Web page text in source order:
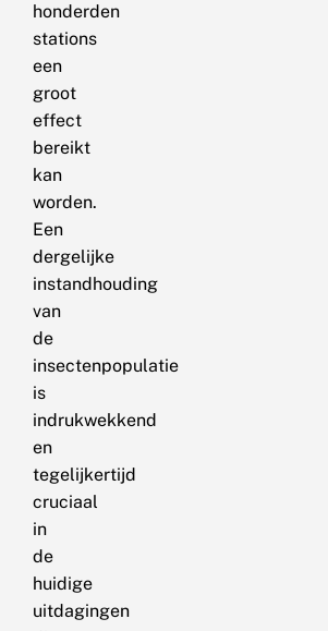
honderden
stations
een
groot
effect
bereikt
kan
worden.
Een
dergelijke
instandhouding
van
de
insectenpopulatie
is
indrukwekkend
en
tegelijkertijd
cruciaal
in
de
huidige
uitdagingen